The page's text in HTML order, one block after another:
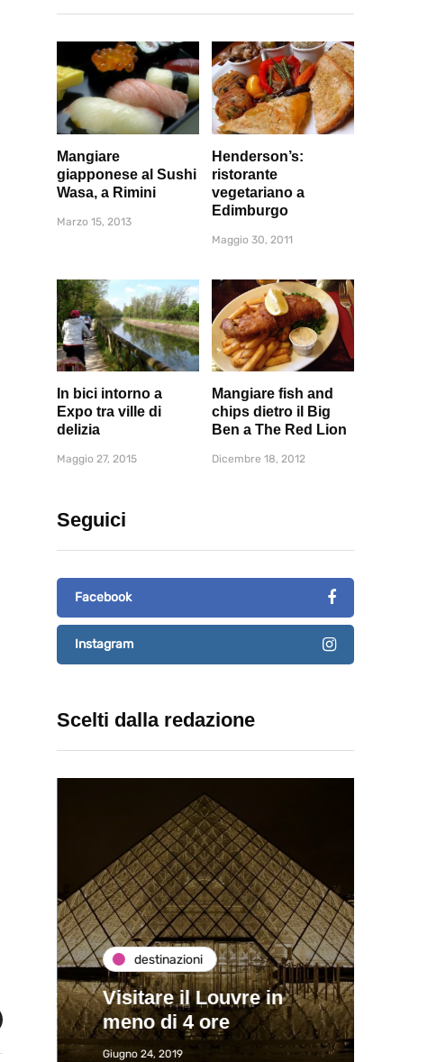
Mangiare
giapponese al Sushi
Wasa, a Rimini
Marzo 15, 2013
Henderson’s:
ristorante
vegetariano a
Edimburgo
Maggio 30, 2011
In bici intorno a
Expo tra ville di
delizia
Maggio 27, 2015
Mangiare fish and
chips dietro il Big
Ben a The Red Lion
Dicembre 18, 2012
Seguici
Facebook
Instagram
Scelti dalla redazione
destinazioni
Visitare il Louvre in
meno di 4 ore
Giugno 24, 2019